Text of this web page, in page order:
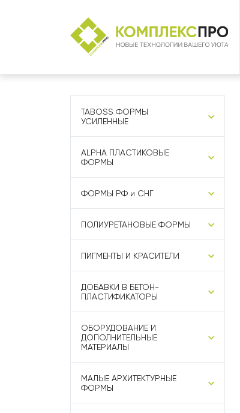
TABOSS ФОРМЫ
УСИЛЕННЫЕ
ALPHA ПЛАСТИКОВЫЕ
ФОРМЫ
ФОРМЫ РФ и СНГ
ПОЛИУРЕТАНОВЫЕ ФОРМЫ
ПИГМЕНТЫ И КРАСИТЕЛИ
ДОБАВКИ В БЕТОН-
ПЛАСТИФИКАТОРЫ
ОБОРУДОВАНИЕ И
ДОПОЛНИТЕЛЬНЫЕ
МАТЕРИАЛЫ
МАЛЫЕ АРХИТЕКТУРНЫЕ
ФОРМЫ